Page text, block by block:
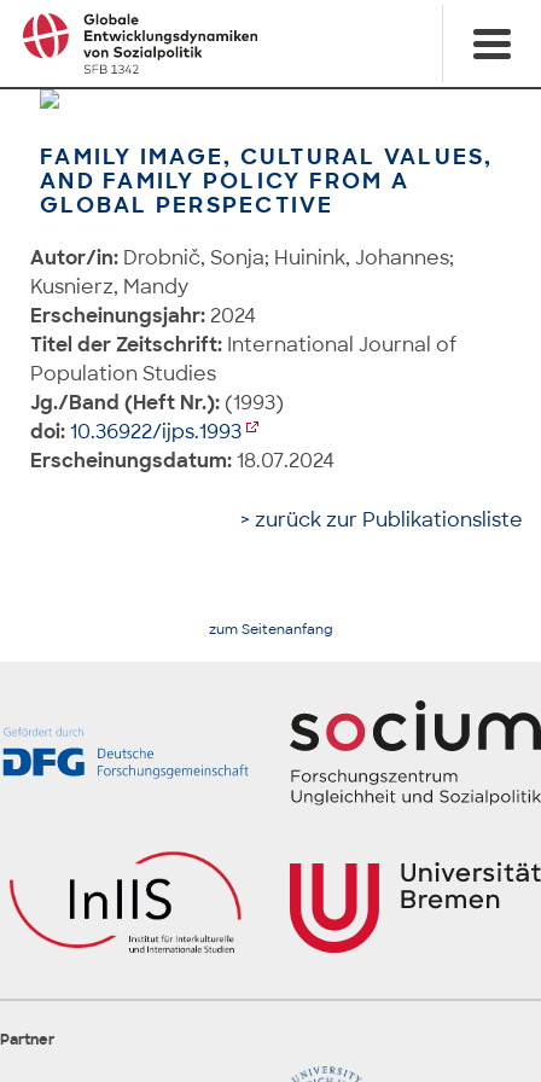
FAMILY IMAGE, CULTURAL VALUES,
AND FAMILY POLICY FROM A
GLOBAL PERSPECTIVE
Autor/in: Drobnič, Sonja; Huinink, Johannes;
Kusnierz, Mandy
Erscheinungsjahr: 2024
Titel der Zeitschrift: International Journal of
Population Studies
Jg./Band (Heft Nr.): (1993)
doi:10.36922/ijps.1993
Erscheinungsdatum:18.07.2024
> zurück zur Publikationsliste
zum Seitenanfang
Partner